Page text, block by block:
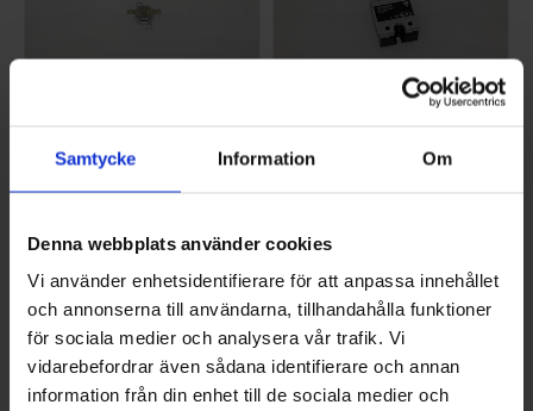
Samtycke Information Om
Denna webbplats använder cookies
Vi använder enhetsidentifierare för att anpassa innehållet
och annonserna till användarna, tillhandahålla funktioner
för sociala medier och analysera vår trafik. Vi
vidarebefordrar även sådana identifierare och annan
information från din enhet till de sociala medier och
Överhettningsskydd
175 SEK/ST
KÖP
Relä statiskt
KÖP